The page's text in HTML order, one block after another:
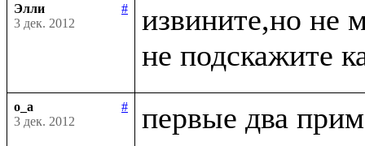
Элли
#
3 дек. 2012
извините,но не
o_a
#
3 дек. 2012
первые два